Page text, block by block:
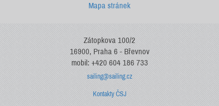
Mapa stránek
Zátopkova 100/2
16900, Praha 6 - Břevnov
mobil: +420 604 186 733
sailing@sailing.cz
Kontakty ČSJ